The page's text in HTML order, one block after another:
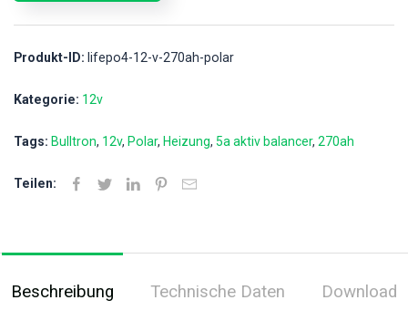
Produkt-ID: lifepo4-12-v-270ah-polar
Kategorie: 12v
Tags: Bulltron 12v Polar Heizung 5a aktiv balancer 270ah
Teilen:
Beschreibung Technische Daten Download